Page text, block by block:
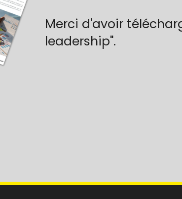
Merci d'avoir
leadership".